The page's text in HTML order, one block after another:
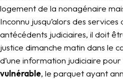
logement de la nonagénaire
Inconnu jusqu’alors des services
antécédents judiciaires, il doit
justice dimanche matin dans le
d’une information judiciaire pour
vulnérable, le parquet ayant